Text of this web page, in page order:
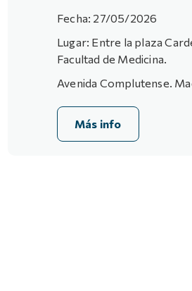
Fecha: 27/05/2026
Lugar: Entre la plaza
Facultad de Medicina.
Avenida Complutense.
Más info